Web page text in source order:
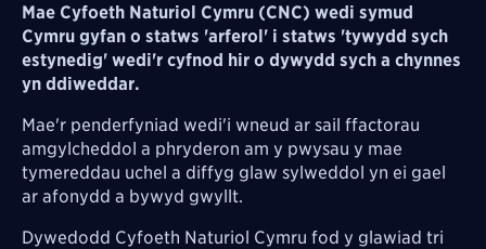
Mae Cyfoeth Naturiol Cymru (CNC) wedi symud
Cymru gyfan o statws 'arferol' i statws 'tywydd sych
estynedig' wedi'r cyfnod hir o dywydd sych a chynnes
yn ddiweddar.
Mae'r penderfyniad wedi'i wneud ar sail ffactorau
amgylcheddol a phryderon am y pwysau y mae
tymereddau uchel a diffyg glaw sylweddol yn ei gael
ar afonydd a bywyd gwyllt.
Dywedodd Cyfoeth Naturiol Cymru fod y glawiad tri